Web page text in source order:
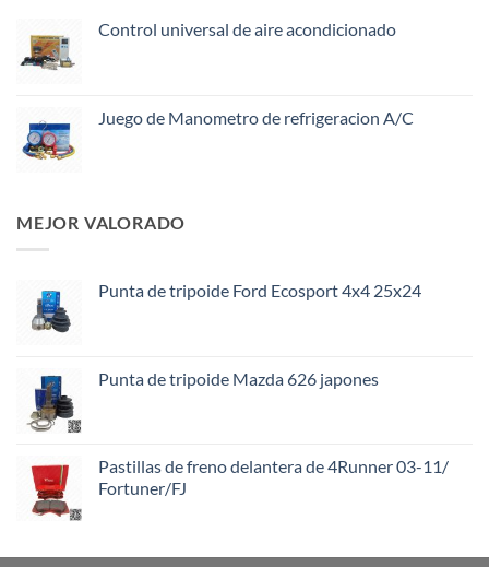
Control universal de aire acondicionado
Juego de Manometro de refrigeracion A/C
MEJOR VALORADO
Punta de tripoide Ford Ecosport 4x4 25x24
Punta de tripoide Mazda 626 japones
Pastillas de freno delantera de 4Runner 03-11/
Fortuner/FJ